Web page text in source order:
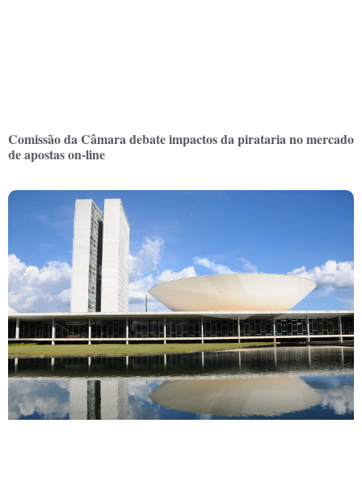
Comissão da Câmara debate impactos da pirataria no mercado
de apostas on-line